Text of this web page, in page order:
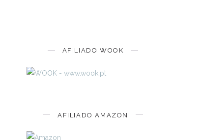
AFILIADO WOOK
AFILIADO AMAZON